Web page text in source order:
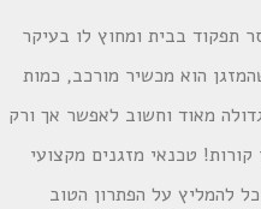
תפקוד בבית ומחוץ לו בעיקר
הוא מכשיר מורכב, כמות
מאוד וחשוב לאפשר אך ורק
טכנאי מזגנים מקצועי
להמליץ על הפתרון הטוב